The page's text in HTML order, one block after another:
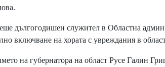
дългогодишен служител в Областна
включване на хората с увреждания в
на губернатора на област Русе Галин